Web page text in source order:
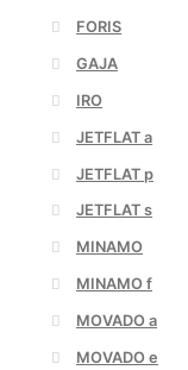
FORIS
GAJA
IRO
JETFLAT a
JETFLAT p
JETFLAT s
MINAMO
MINAMO f
MOVADO a
MOVADO e